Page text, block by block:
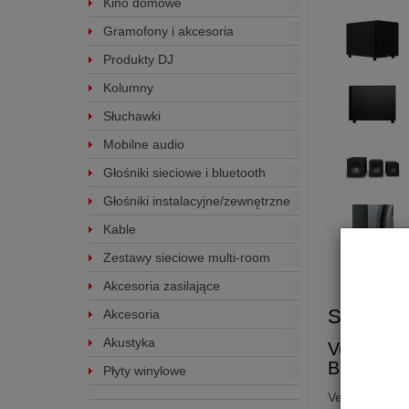
Velodyne
Bass-
Velodyne
Gramofony i akcesoria
Produkty DJ
Kolumny
Słuchawki
Mobilne audio
Głośniki sieciowe i bluetooth
Głośniki instalacyjne/zewnętrzne
Kable
Zestawy sieciowe multi-room
Akcesoria zasilające
Akcesoria
Akustyka
Płyty winylowe